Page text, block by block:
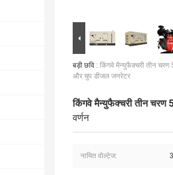
बड़ी छवि : किंगवे मैन्युफैक्चरी तीन
और चुप डीजल जनरेटर
किंगवे मैन्युफैक्चरी तीन
वर्णन
नामित वोल्टेज: